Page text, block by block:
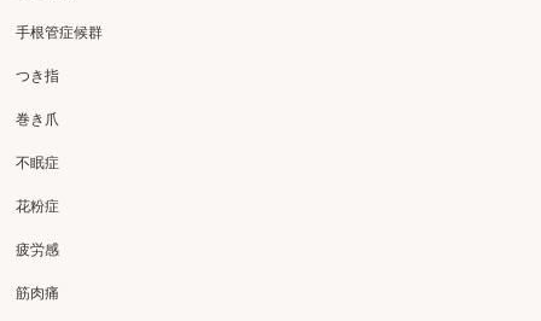
手根管症候群
つき指
巻き爪
不眠症
花粉症
疲労感
筋肉痛